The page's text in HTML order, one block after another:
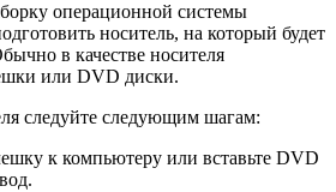
операционной системы
носитель, на который будет
в качестве носителя
или DVD диски.
следуйте следующим шагам:
к компьютеру или вставьте DVD